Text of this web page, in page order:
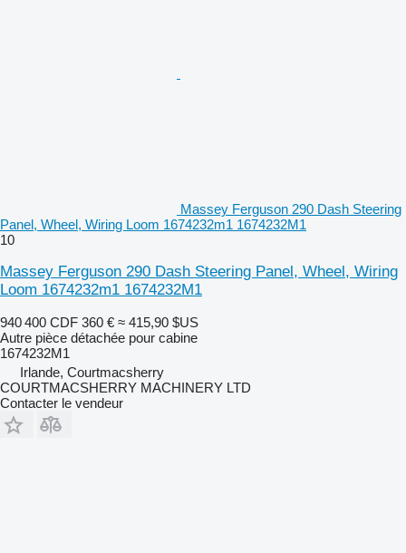
Massey Ferguson 290 Dash Steering
Panel, Wheel, Wiring Loom 1674232m1 1674232M1
10
Massey Ferguson 290 Dash Steering Panel, Wheel, Wiring
Loom 1674232m1 1674232M1
940 400 CDF 360 € ≈ 415,90 $US
Autre pièce détachée pour cabine
1674232M1
Irlande, Courtmacsherry
COURTMACSHERRY MACHINERY LTD
Contacter le vendeur